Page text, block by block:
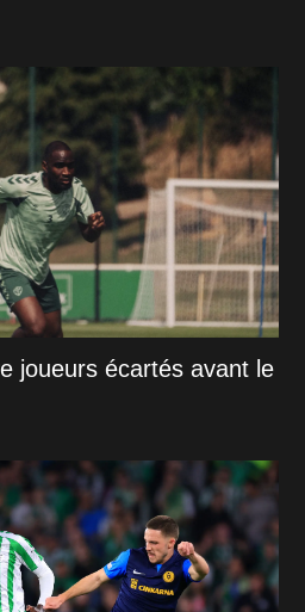
joueurs écartés avant le